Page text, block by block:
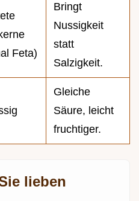
Feta)
Bringt
Nussigkeit
statt
Salzigkeit.
Gleiche
Säure, leicht
fruchtiger.
lieben